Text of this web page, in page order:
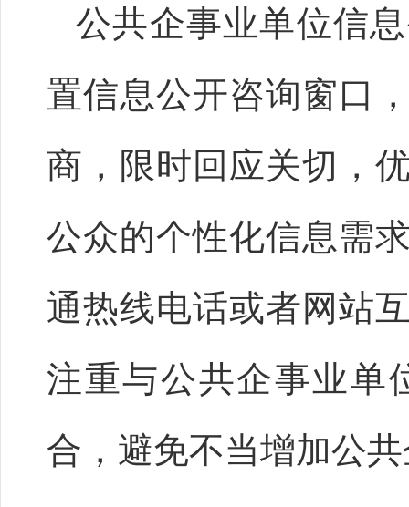
公共企事业单位信
置信息公开咨询窗口
商，限时回应关切，
公众的个性化信息需
通热线电话或者网站
注重与公共企事业单
合，避免不当增加公